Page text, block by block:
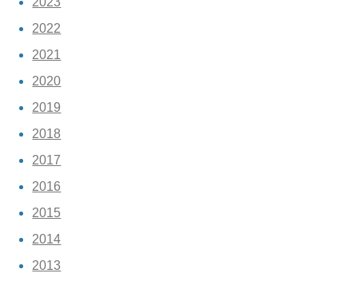
2022
2021
2020
2019
2018
2017
2016
2015
2014
2013